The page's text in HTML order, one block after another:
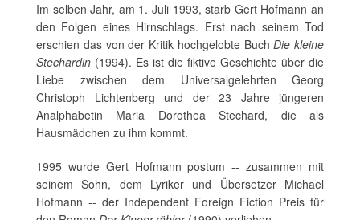
Im selben Jahr, am 1. Juli 1993, starb Gert Hofmann an
den Folgen eines Hirnschlags. Erst nach seinem Tod
erschien das von der Kritik hochgelobte BuchDie kleine
Stechardin (1994). Es ist die fiktive Geschichte über die
Liebe zwischen dem Universalgelehrten Georg
Christoph Lichtenberg und der 23 Jahre jüngeren
Analphabetin Maria Dorothea Stechard, die als
Hausmädchen zu ihm kommt.
1995 wurde Gert Hofmann postum -- zusammen mit
seinem Sohn, dem Lyriker und Übersetzer Michael
Hofmann -- der Independent Foreign Fiction Preis für